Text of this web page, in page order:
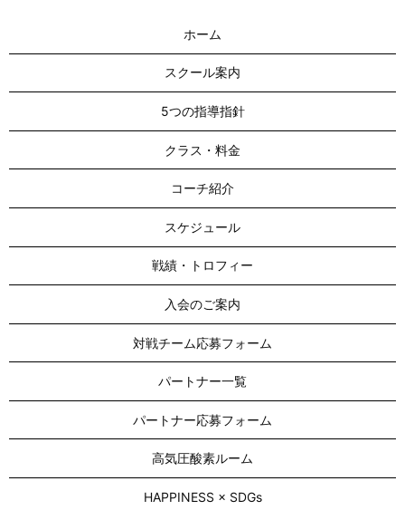
ホーム
スクール案内
5つの指導指針
クラス・料金
コーチ紹介
スケジュール
戦績・トロフィー
入会のご案内
対戦チーム応募フォーム
パートナー一覧
パートナー応募フォーム
高気圧酸素ルーム
HAPPINESS × SDGs